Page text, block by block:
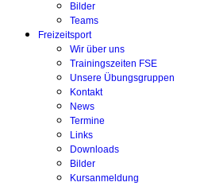
Bilder
Teams
Freizeitsport
Wir über uns
Trainingszeiten FSE
Unsere Übungsgruppen
Kontakt
News
Termine
Links
Downloads
Bilder
Kursanmeldung